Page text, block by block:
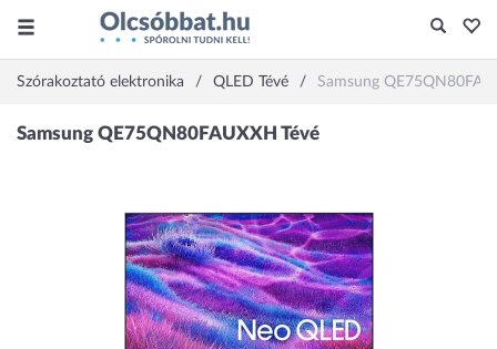
Szórakoztató elektronika QLED Tévé Samsung